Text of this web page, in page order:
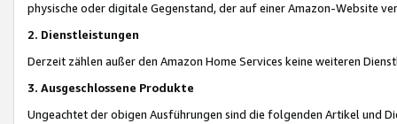
physische oder digitale Gegenstand, der auf einer Amazon-Website
2. Dienstleistungen
Derzeit zählen außer den Amazon Home Services keine weiteren
3. Ausgeschlossene Produkte
Ungeachtet der obigen Ausführungen sind die folgenden Artikel und